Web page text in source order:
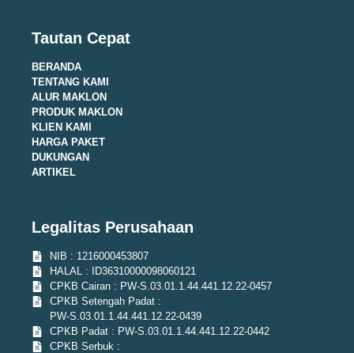
Tautan Cepat
BERANDA
TENTANG KAMI
ALUR MAKLON
PRODUK MAKLON
KLIEN KAMI
HARGA PAKET
DUKUNGAN
ARTIKEL
Legalitas Perusahaan
NIB : 1216000453807
HALAL : ID36310000098060121
CPKB Cairan : PW-S.03.01.1.44.441.12.22-0457
CPKB Setengah Padat :
PW-S.03.01.1.44.441.12.22-0439
CPKB Padat : PW-S.03.01.1.44.441.12.22-0442
CPKB Serbuk :